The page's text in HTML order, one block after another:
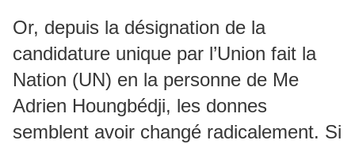
Or, depuis la désignation de la
candidature unique par l’Union fait la
Nation (UN) en la personne de Me
Adrien Houngbédji, les donnes
semblent avoir changé radicalement. Si